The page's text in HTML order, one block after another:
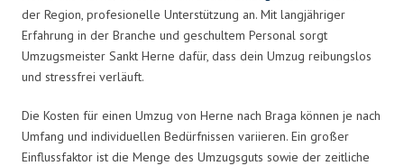
der Region, profesionelle Unterstützung an. Mit langjähriger
Erfahrung in der Branche und geschultem Personal sorgt
Umzugsmeister Sankt Herne dafür, dass dein Umzug reibungslos
und stressfrei verläuft.
Die Kosten für einen Umzug von Herne nach Braga können je nach
Umfang und individuellen Bedürfnissen variieren. Ein großer
Einflussfaktor ist die Menge des Umzugsguts sowie der zeitliche